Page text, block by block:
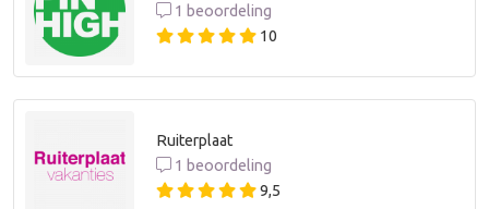
1 beoordeling
10
Ruiterplaat
1 beoordeling
9,5